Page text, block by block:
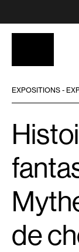
EXPOSITIONS -
de